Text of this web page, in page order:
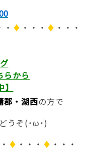
・ ♦ ・・・ ♦ ・・・
らから
郡・湖西の方で
うぞ(˙ω˙)
♦ ・・・ ♦ ・・・